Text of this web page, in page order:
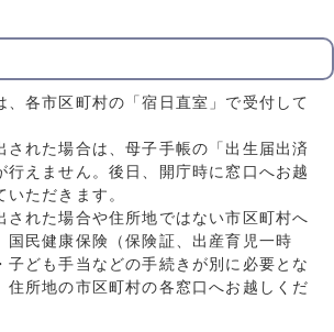
、各市区町村の「宿日直室」で受付して
された場合は、母子手帳の「出生届出済
行えません。後日、開庁時に窓口へお越
いただきます。
された場合や住所地ではない市区町村へ
国民健康保険（保険証、出産育児一時
子ども手当などの手続きが別に必要とな
住所地の市区町村の各窓口へお越しくだ